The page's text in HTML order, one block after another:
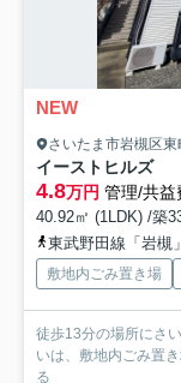
NEW
さいたま市岩槻区東
イーストヒルズ
4.8万円 管理/共益
40.92㎡ (1LDK) /築
東武野田線「岩槻
敷地内ごみ置き場
徒歩13分の場所にさ
いは、敷地内ごみ置
る